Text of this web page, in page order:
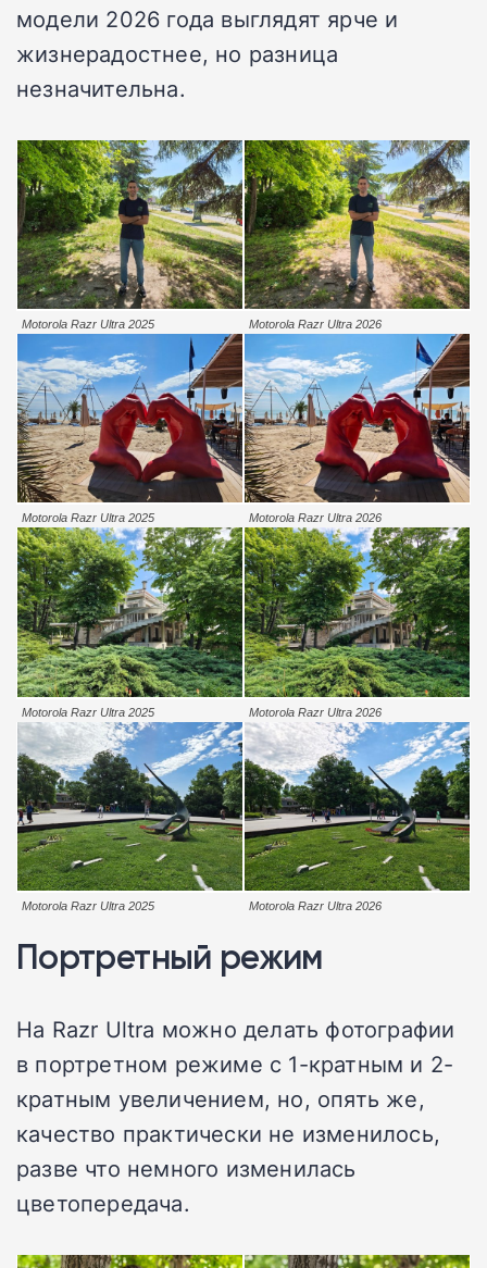
модели 2026 года выглядят ярче и
жизнерадостнее, но разница
незначительна.
Motorola Razr Ultra 2025 Motorola Razr Ultra 2026
Motorola Razr Ultra 2025 Motorola Razr Ultra 2026
Motorola Razr Ultra 2025 Motorola Razr Ultra 2026
Motorola Razr Ultra 2025 Motorola Razr Ultra 2026
Портретный режим
На Razr Ultra можно делать фотографии
в портретном режиме с 1-кратным и 2-
кратным увеличением, но, опять же,
качество практически не изменилось,
разве что немного изменилась
цветопередача.